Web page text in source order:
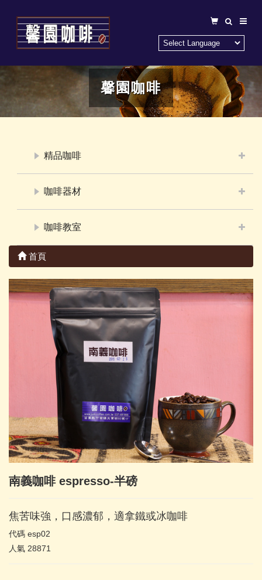
馨園咖啡
精品咖啡
咖啡器材
咖啡教室
首頁
南義咖啡 espresso-半磅
焦苦味強，口感濃郁，適拿鐵或冰咖啡
代碼 esp02
人氣 28871